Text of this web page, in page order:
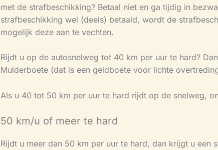
met de strafbeschikking? Betaal niet en ga tijdig in
strafbeschikking wel (deels) betaald, wordt de
mogelijk deze aan te vechten.
Rijdt u op de autosnelweg tot 40 km per uur te hard?
Mulderboete (dat is een geldboete voor lichte
Als u 40 tot 50 km per uur te hard rijdt op de snelweg,
50 km/u of meer te hard
Rijdt u meer dan 50 km per uur te hard, dan krijgt u